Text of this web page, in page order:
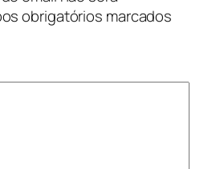
obrigatórios marcados